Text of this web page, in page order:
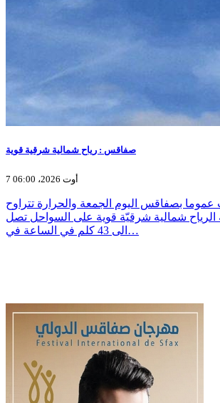
صفاقس : رياح شمالية شرقية قوية
7 أوت 2026، 06:00
بصفاقس اليوم الجمعة والحرارة تتراوح
40 درجة الرياح شمالية شرقيّة قوية على السواحل تصل
الى 43 كلم في الساعة في…